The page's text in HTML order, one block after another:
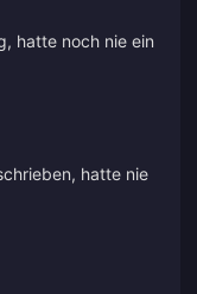
hatte noch nie ein
hatte nie